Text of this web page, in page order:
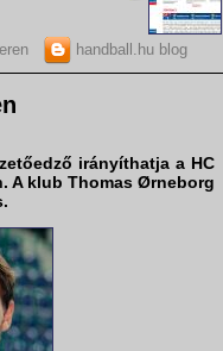
handball.hu blog
irányíthatja a HC
A klub Thomas Ørneborg